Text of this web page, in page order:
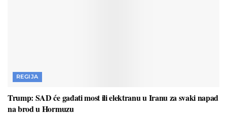
REGIJA
Trump: SAD će gađati most ili elektranu u Iranu za svaki napad
na brod u Hormuzu